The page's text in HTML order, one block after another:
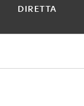
DIRETTA